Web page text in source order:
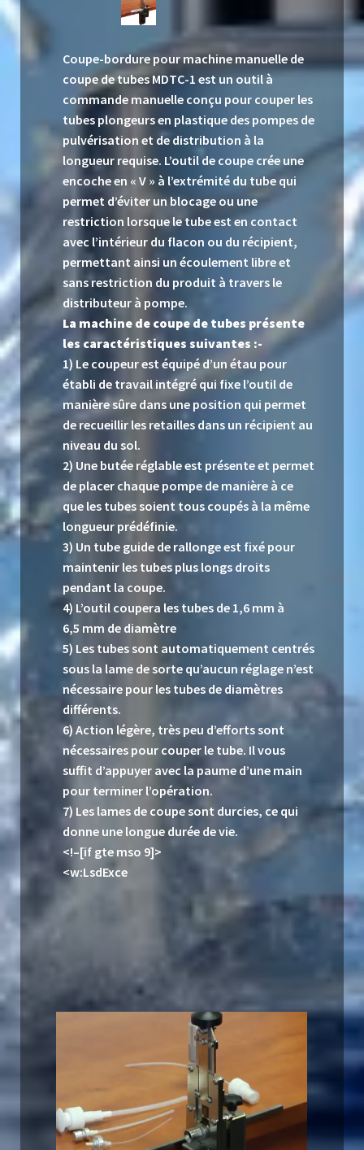
Coupe-bordure pour machine manuelle de
coupe de tubes MDTC-1 est un outil à
commande manuelle conçu pour couper les
tubes plongeurs en plastique des pompes de
pulvérisation et de distribution à la
longueur requise. L’outil de coupe crée une
encoche en « V » à l’extrémité du tube qui
permet d’éviter un blocage ou une
restriction lorsque le tube est en contact
avec l’intérieur du flacon ou du récipient,
permettant ainsi un écoulement libre et
sans restriction du produit à travers le
distributeur à pompe.
La machine de coupe de tubes présente
les caractéristiques suivantes :-
1) Le coupeur est équipé d’un étau pour
établi de travail intégré qui fixe l’outil de
manière sûre dans une position qui permet
de recueillir les retailles dans un récipient au
niveau du sol.
2) Une butée réglable est présente et permet
de placer chaque pompe de manière à ce
que les tubes soient tous coupés à la même
longueur prédéfinie.
3) Un tube guide de rallonge est fixé pour
maintenir les tubes plus longs droits
pendant la coupe.
4) L’outil coupera les tubes de 1,6 mm à
6,5 mm de diamètre
5) Les tubes sont automatiquement centrés
sous la lame de sorte qu’aucun réglage n’est
nécessaire pour les tubes de diamètres
différents.
6) Action légère, très peu d’efforts sont
nécessaires pour couper le tube. Il vous
suffit d’appuyer avec la paume d’une main
pour terminer l’opération.
7) Les lames de coupe sont durcies, ce qui
donne une longue durée de vie.
<!–[if gte mso 9]>
<w:LsdExce